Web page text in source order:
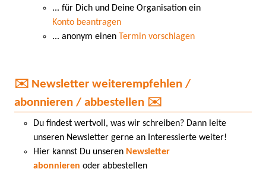
... für Dich und Deine Organisation ein
Konto beantragen
... anonym einen Termin vorschlagen
✉️ Newsletter weiterempfehlen /
abonnieren / abbestellen ✉️
Du findest wertvoll, was wir schreiben? Dann leite
unseren Newsletter gerne an Interessierte weiter!
Hier kannst Du unseren Newsletter
abonnieren oder abbestellen